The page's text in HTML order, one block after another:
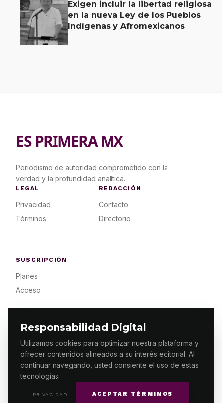
Responsabilidad Digital
Utilizamos cookies para optimizar nuestra plataforma y
ofrecer contenidos alineados a su interés editorial. Al
continuar navegando, usted consiente el uso de estas
tecnologías.
PRIVACIDAD ACEPTAR TÉRMINOS
Exigen incluir la libertad religiosa
en la nueva Ley de los Pueblos
Indígenas y Afromexicanos
ES PRIMERA MX
Periodismo de autoridad comprometido con la
verdad y la profundidad analítica.
LEGAL
Privacidad
Términos
REDACCIÓN
Contacto
Directorio
SUSCRIPCIÓN
Planes
Acceso
© 2026 ES PRIMERA MX. ALGUNOS DERECHOS
RESERVADOS / DESIGNMAKING.MX